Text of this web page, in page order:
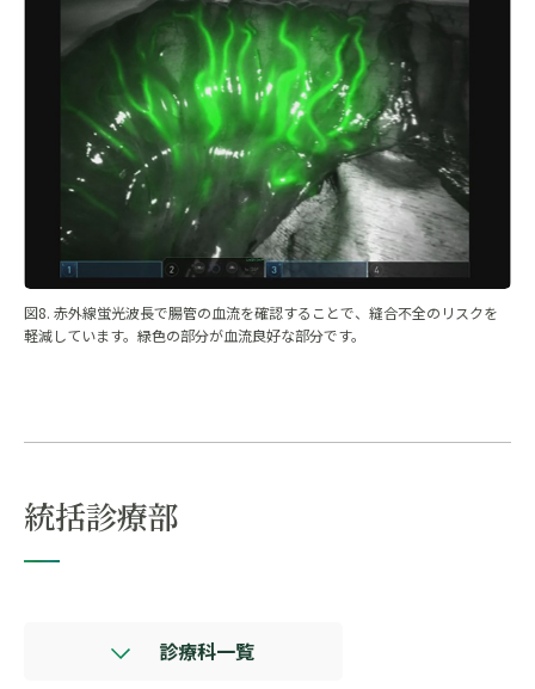
図8. 赤外線蛍光波長で腸管の血流を確認することで、縫合不全のリスクを
軽減しています。緑色の部分が血流良好な部分です。
統括診療部
診療科一覧